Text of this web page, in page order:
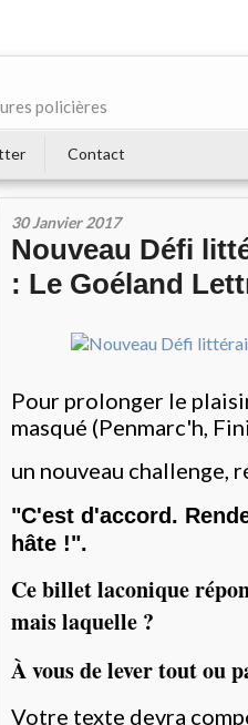
policières
Contact
30 Janvier 2017
Nouveau Défi
: Le Goéland
Pour prolonger le
masqué (Penmarc'h,
un nouveau challenge,
"C'est d'accord.
hâte !".
Ce billet laconique
mais laquelle ?
À vous de lever tout ou
Votre texte devra